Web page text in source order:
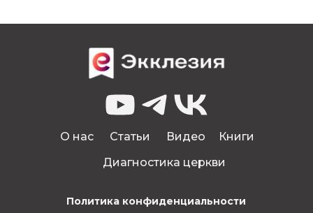
О нас Статьи Видео
Книги
Диагностика церкви
Политика конфиденциальности